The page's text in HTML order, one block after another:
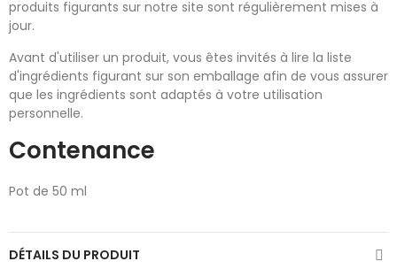
produits figurants sur notre site sont régulièrement mises à
jour.
Avant d'utiliser un produit, vous êtes invités à lire la liste
d'ingrédients figurant sur son emballage afin de vous assurer
que les ingrédients sont adaptés à votre utilisation
personnelle.
Contenance
Pot de 50 ml
DÉTAILS DU PRODUIT